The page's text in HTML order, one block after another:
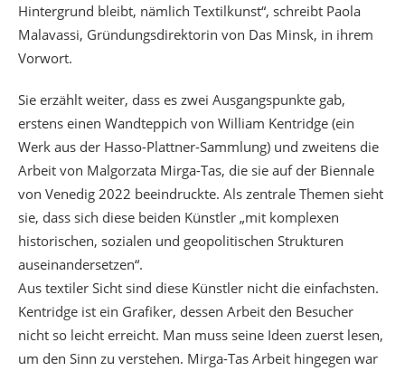
Hintergrund bleibt, nämlich Textilkunst“, schreibt Paola
Malavassi, Gründungsdirektorin von Das Minsk, in ihrem
Vorwort.
Sie erzählt weiter, dass es zwei Ausgangspunkte gab,
erstens einen Wandteppich von William Kentridge (ein
Werk aus der Hasso-Plattner-Sammlung) und zweitens die
Arbeit von Malgorzata Mirga-Tas, die sie auf der Biennale
von Venedig 2022 beeindruckte. Als zentrale Themen sieht
sie, dass sich diese beiden Künstler „mit komplexen
historischen, sozialen und geopolitischen Strukturen
auseinandersetzen“.
Aus textiler Sicht sind diese Künstler nicht die einfachsten.
Kentridge ist ein Grafiker, dessen Arbeit den Besucher
nicht so leicht erreicht. Man muss seine Ideen zuerst lesen,
um den Sinn zu verstehen. Mirga-Tas Arbeit hingegen war